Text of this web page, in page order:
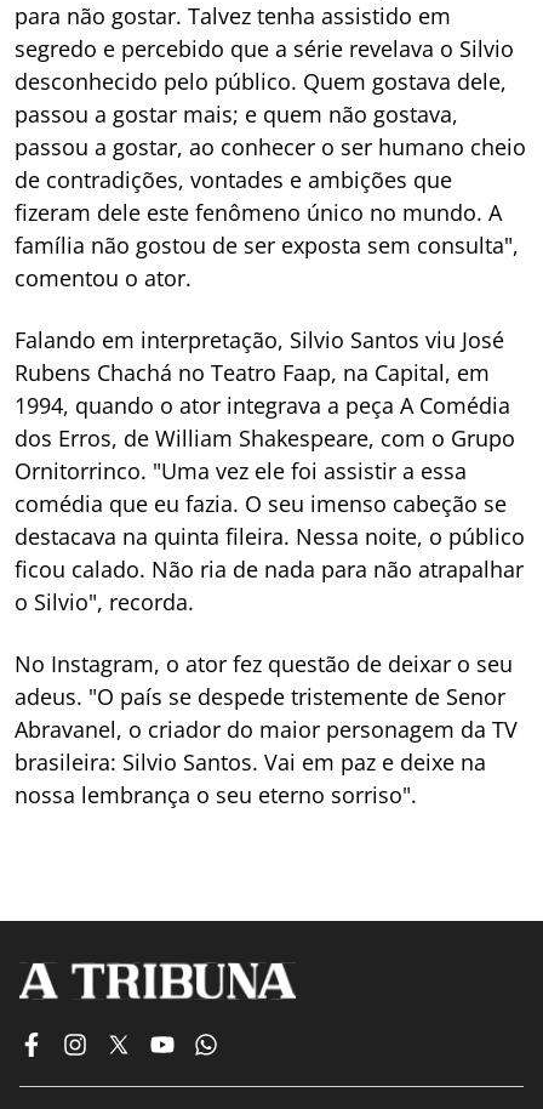
para não gostar. Talvez tenha assistido em
segredo e percebido que a série revelava o Silvio
desconhecido pelo público. Quem gostava dele,
passou a gostar mais; e quem não gostava,
passou a gostar, ao conhecer o ser humano cheio
de contradições, vontades e ambições que
fizeram dele este fenômeno único no mundo. A
família não gostou de ser exposta sem consulta",
comentou o ator.
Falando em interpretação, Silvio Santos viu José
Rubens Chachá no Teatro Faap, na Capital, em
1994, quando o ator integrava a peça A Comédia
dos Erros, de William Shakespeare, com o Grupo
Ornitorrinco. "Uma vez ele foi assistir a essa
comédia que eu fazia. O seu imenso cabeção se
destacava na quinta fileira. Nessa noite, o público
ficou calado. Não ria de nada para não atrapalhar
o Silvio", recorda.
No Instagram, o ator fez questão de deixar o seu
adeus. "O país se despede tristemente de Senor
Abravanel, o criador do maior personagem da TV
brasileira: Silvio Santos. Vai em paz e deixe na
nossa lembrança o seu eterno sorriso".